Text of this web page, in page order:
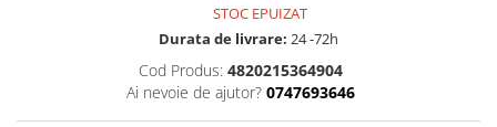
STOC EPUIZAT
Durata de livrare: 24 -72h
Cod Produs: 4820215364904
Ai nevoie de ajutor? 0747693646